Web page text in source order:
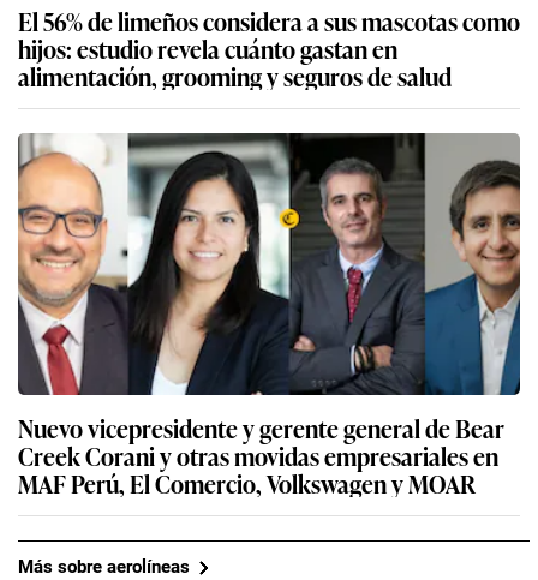
El 56% de limeños considera a sus mascotas como
hijos: estudio revela cuánto gastan en
alimentación, grooming y seguros de salud
Nuevo vicepresidente y gerente general de Bear
Creek Corani y otras movidas empresariales en
MAF Perú, El Comercio, Volkswagen y MOAR
Más sobre aerolíneas